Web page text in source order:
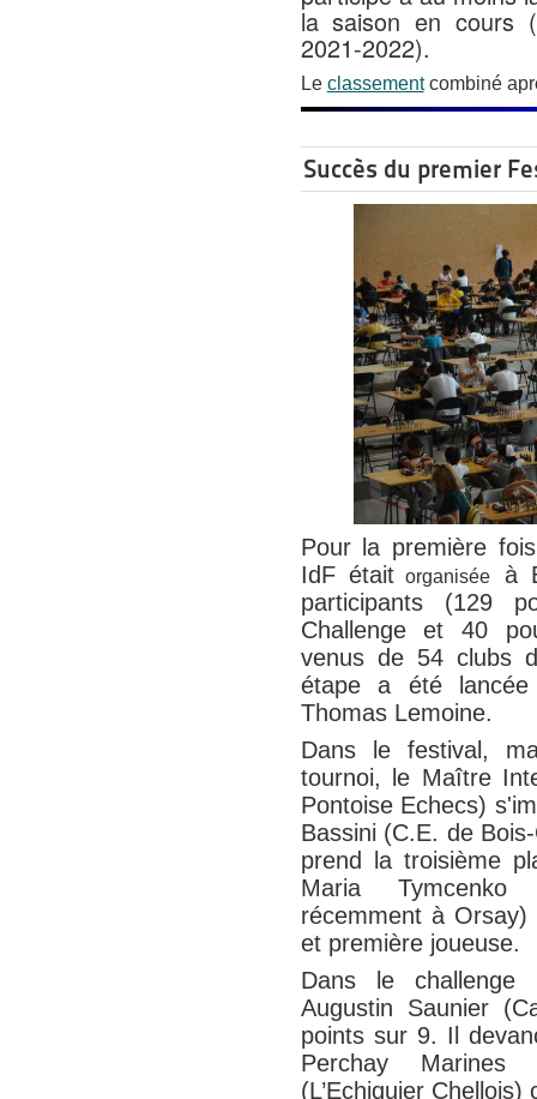
la saison en cours
2021-2022).
Le classementcombiné
Succès du premier
Pour la première
IdF étaitorganisée
à
participants (129
Challenge et 40
venus de 54 clubs
étape a été
Thomas Lemoine.
Dans le festival,
tournoi, le Maître
Pontoise Echecs)
Bassini (C.E. de
prend la troisième
Maria Tymcenko
récemment à
et première joueuse.
Dans le
Augustin Saunier
points sur 9. Il
Perchay
(L’Echiquier